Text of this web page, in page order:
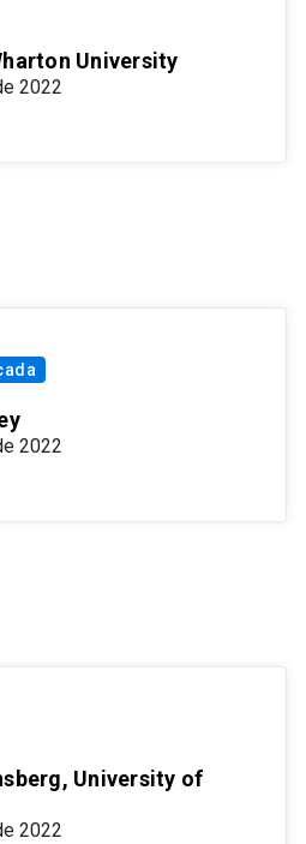
University
2022
2022
University of
2022